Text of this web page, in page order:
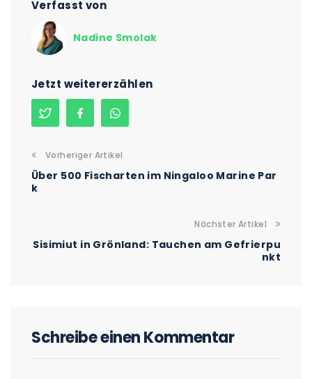
Verfasst von
Nadine Smolak
Jetzt weitererzählen
Vorheriger Artikel
Über 500 Fischarten im Ningaloo Marine Par
k
Nächster Artikel
Sisimiut in Grönland: Tauchen am Gefrierpu
nkt
Schreibe einen Kommentar